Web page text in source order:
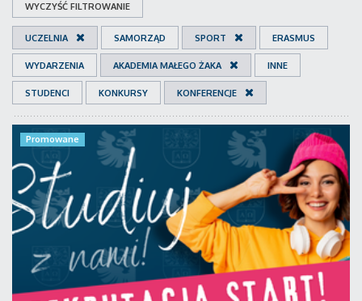
WYCZYŚĆ FILTROWANIE
UCZELNIA SAMORZĄD SPORT ERASMUS
WYDARZENIA AKADEMIA MAŁEGO ŻAKA INNE
STUDENCI KONKURSY KONFERENCJE
Promowane